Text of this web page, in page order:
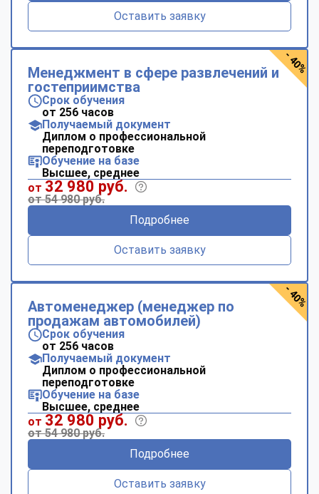
Оставить заявку
Менеджмент в сфере развлечений и
гостеприимства
Срок обучения
от 256 часов
Получаемый документ
Диплом о профессиональной
переподготовке
Обучение на базе
Высшее, среднее
от 32 980 руб.
от 54 980 руб.
Подробнее
Оставить заявку
- 40%
Автоменеджер (менеджер по
продажам автомобилей)
Срок обучения
от 256 часов
Получаемый документ
Диплом о профессиональной
переподготовке
Обучение на базе
Высшее, среднее
от 32 980 руб.
от 54 980 руб.
Подробнее
Оставить заявку
- 40%